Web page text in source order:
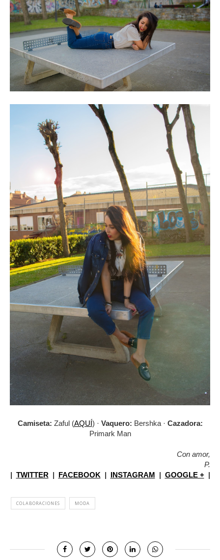
Camiseta: Zaful (AQUÍ) · Vaquero: Bershka · Cazadora:
Primark Man
Con amor,
P.
| TWITTER | FACEBOOK | INSTAGRAM | GOOGLE +|
COLABORACIONES MODA